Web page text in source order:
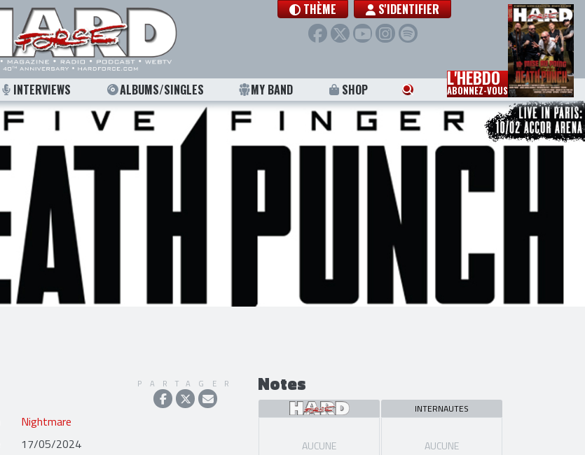
THÈME S'IDENTIFIER
INTERVIEWS ALBUMS/SINGLES MY BAND SHOP L'HEBDO
ABONNEZ-VOUS
PARTAGER
Nightmare
17/05/2024
Notes
AUCUNE
INTERNAUTES
AUCUNE